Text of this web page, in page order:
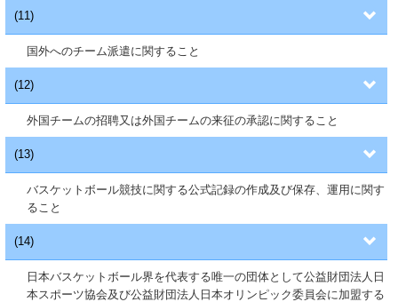
(11)
国外へのチーム派遣に関すること
(12)
外国チームの招聘又は外国チームの来征の承認に関すること
(13)
バスケットボール競技に関する公式記録の作成及び保存、運用に関す
ること
(14)
日本バスケットボール界を代表する唯一の団体として公益財団法人日
本スポーツ協会及び公益財団法人日本オリンピック委員会に加盟する